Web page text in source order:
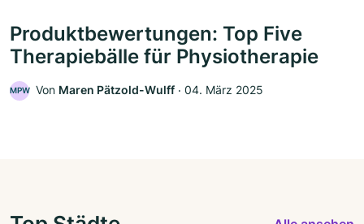
Produktbewertungen: Top Five
Therapiebälle für Physiotherapie
MPW Von Maren Pätzold-Wulff ‧ 04. März 2025